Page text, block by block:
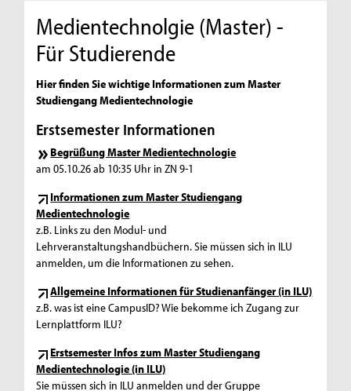
Medientechnolgie (Master) -
Für Studierende
Hier finden Sie wichtige Informationen zum Master
Studiengang Medientechnologie
Erstsemester Informationen
Begrüßung Master Medientechnologie
am 05.10.26 ab 10:35 Uhr in ZN 9-1
Informationen zum Master Studiengang
Medientechnologie
z.B. Links zu den Modul- und
Lehrveranstaltungshandbüchern. Sie müssen sich in ILU
anmelden, um die Informationen zu sehen.
Allgemeine Informationen für Studienanfänger (in ILU)
z.B. was ist eine CampusID? Wie bekomme ich Zugang zur
Lernplattform ILU?
Erstsemester Infos zum Master Studiengang
Medientechnologie (in ILU)
Sie müssen sich in ILU anmelden und der Gruppe